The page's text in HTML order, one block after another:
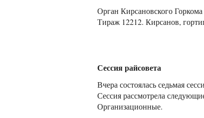
Орган Кирсановского
Тираж 12212. Кирсанов,
Сессия райсовета
Вчера состоялась седьмая
Сессия рассмотрела
Организационные.